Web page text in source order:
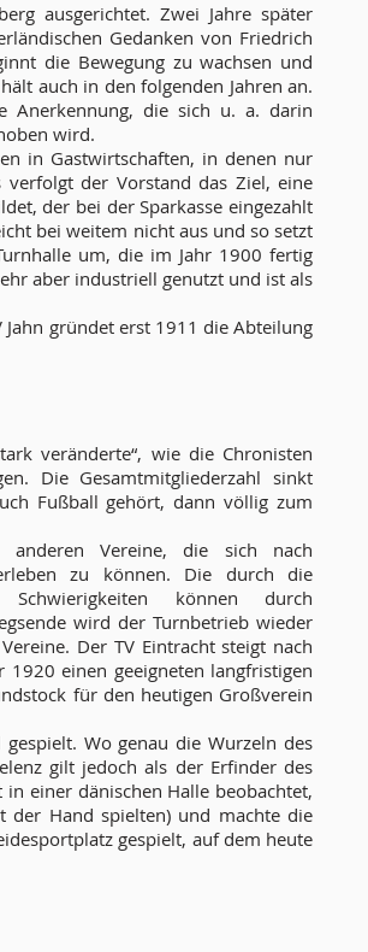
ausgerichtet. Zwei Jahre später
Gedanken von Friedrich
die Bewegung zu wachsen und
auch in den folgenden Jahren an.
Anerkennung, die sich u. a. darin
wird.
in Gastwirtschaften, in denen nur
verfolgt der Vorstand das Ziel, eine
der bei der Sparkasse eingezahlt
bei weitem nicht aus und so setzt
um, die im Jahr 1900 fertig
aber industriell genutzt und ist als
gründet erst 1911 die Abteilung
veränderte“, wie die Chronisten
Die Gesamtmitgliederzahl sinkt
Fußball gehört, dann völlig zum
anderen Vereine, die sich nach
zu können. Die durch die
können durch
wird der Turnbetrieb wieder
Der TV Eintracht steigt nach
einen geeigneten langfristigen
für den heutigen Großverein
Wo genau die Wurzeln des
gilt jedoch als der Erfinder des
einer dänischen Halle beobachtet,
der Hand spielten) und machte die
gespielt, auf dem heute